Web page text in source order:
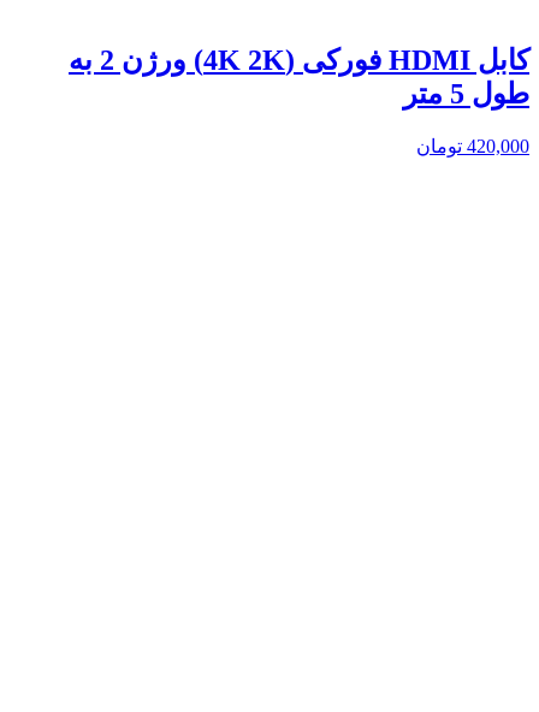
کابل HDMI فورکی (4K 2K) ورژن 2 به
طول 5 متر
420,000 تومان